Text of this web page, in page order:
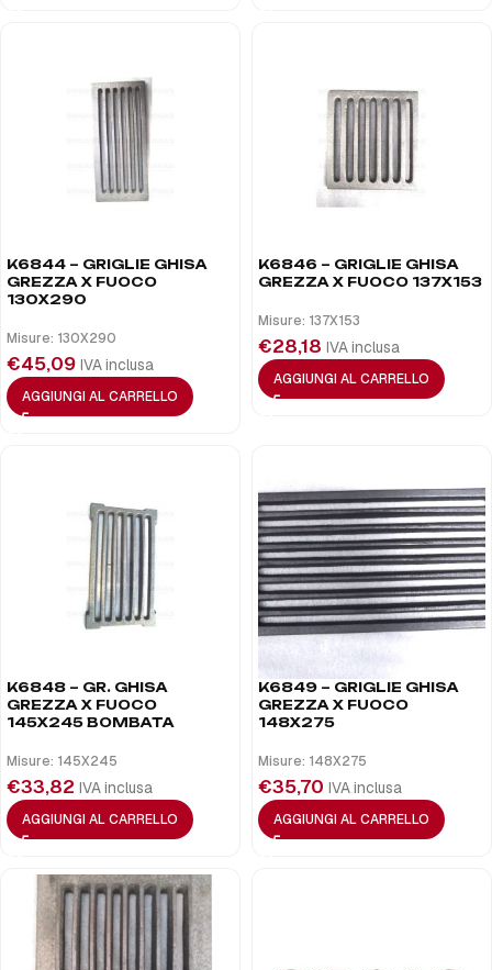
K6844 – GRIGLIE GHISA
GREZZA X FUOCO
130X290
Misure: 130X290
€45,09 IVA inclusa
AGGIUNGI AL CARRELLO
K6846 – GRIGLIE GHISA
GREZZA X FUOCO 137X153
Misure: 137X153
€28,18 IVA inclusa
AGGIUNGI AL CARRELLO
K6848 – GR. GHISA
GREZZA X FUOCO
145X245 BOMBATA
Misure: 145X245
€33,82 IVA inclusa
AGGIUNGI AL CARRELLO
K6849 – GRIGLIE GHISA
GREZZA X FUOCO
148X275
Misure: 148X275
€35,70 IVA inclusa
AGGIUNGI AL CARRELLO